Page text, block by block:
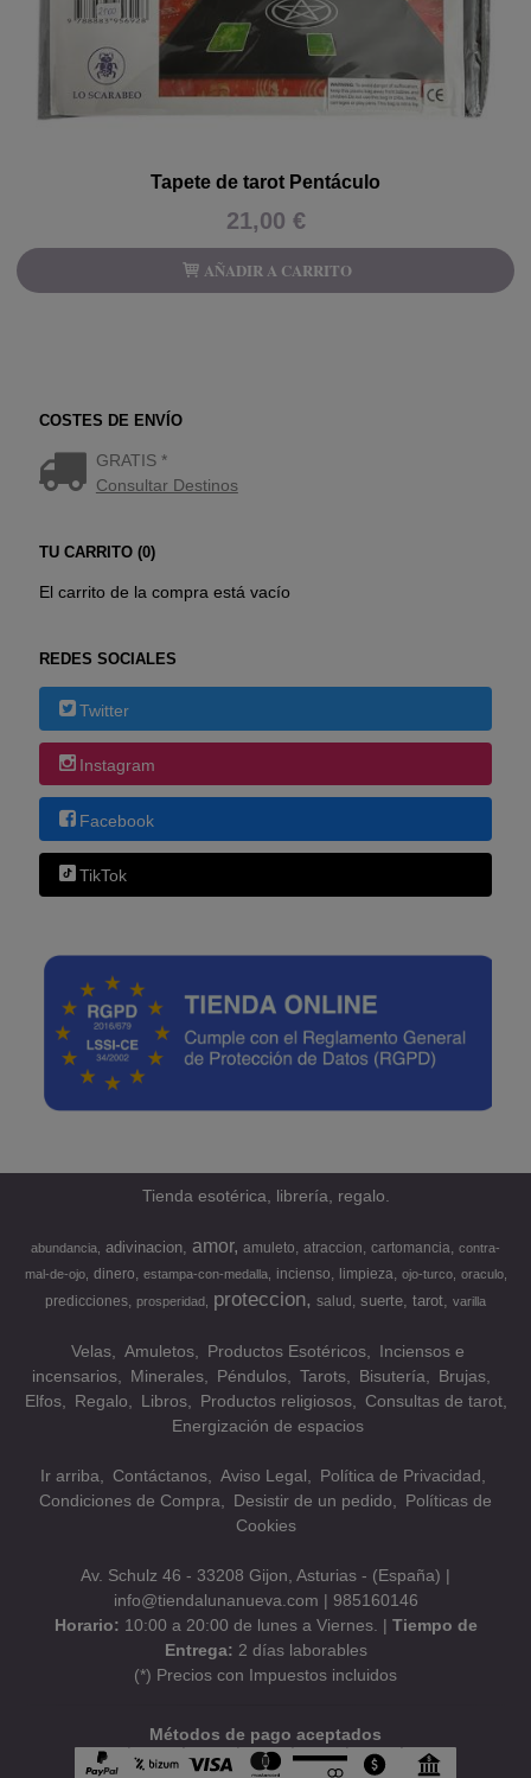
COSTES DE ENVÍO
GRATIS *
Consultar Destinos
TU CARRITO (0)
El carrito de la compra está vacío
REDES SOCIALES
Twitter
Instagram
Facebook
TikTok
Tapete de tarot Pentáculo
21,00 €
AÑADIR A CARRITO
Tienda esotérica, librería, regalo.
abundancia adivinacion amor amuleto atraccion cartomancia
contra-
mal-de-ojo
dinero estampa-con-medalla incienso limpieza ojo-turco oraculo
predicciones prosperidad proteccion salud suerte tarot varilla
Velas Amuletos Productos Esotéricos
Inciensos e
incensarios
Minerales Péndulos Tarots Bisutería
Brujas
Elfos
Regalo Libros Productos religiosos
Consultas de tarot
Energización de espacios
Ir arriba Contáctanos Aviso Legal
Política de Privacidad
Condiciones de Compra
Desistir de un pedido
Políticas de
Cookies
Av. Schulz 46 - 33208 Gijon, Asturias - (España) |
info@tiendalunanueva.com | 985160146
Horario: 10:00 a 20:00 de lunes a Viernes. | Tiempo de
Entrega: 2 días laborables
(*) Precios con Impuestos incluidos
Métodos de pago aceptados